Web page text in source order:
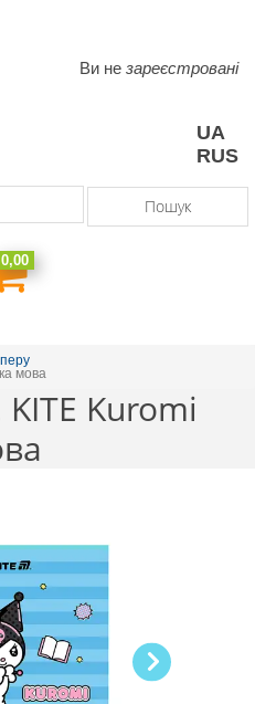
UA
RUS
Пошук
0,00
Ви не зареєстровані
мова
Kuromi